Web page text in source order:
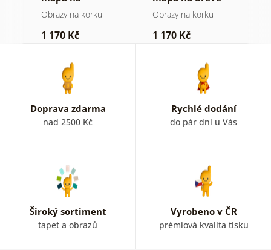
dřevěném pozadí
Obrazy na korku
1 170 Kč
Obrazy na korku
1 170 Kč
Doprava zdarma
nad 2500 Kč
Rychlé dodání
do pár dní u Vás
Široký sortiment
tapet a obrazů
Vyrobeno v ČR
prémiová kvalita tisku